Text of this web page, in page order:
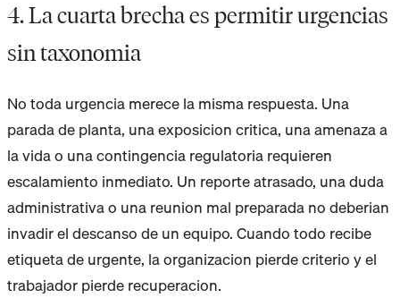
4. La cuarta brecha es permitir urgencias
sin taxonomia
No toda urgencia merece la misma respuesta. Una
parada de planta, una exposicion critica, una amenaza a
la vida o una contingencia regulatoria requieren
escalamiento inmediato. Un reporte atrasado, una duda
administrativa o una reunion mal preparada no deberian
invadir el descanso de un equipo. Cuando todo recibe
etiqueta de urgente, la organizacion pierde criterio y el
trabajador pierde recuperacion.